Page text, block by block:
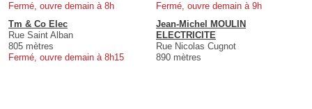
Fermé, ouvre demain à 8h
Fermé, ouvre demain à 9h
Tm & Co Elec
Rue Saint Alban
805 mètres
Fermé, ouvre demain à 8h15
Jean-Michel MOULIN
ELECTRICITE
Rue Nicolas Cugnot
890 mètres